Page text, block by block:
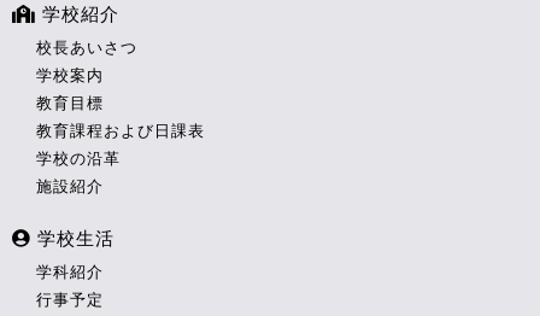
学校紹介
校長あいさつ
学校案内
教育目標
教育課程および日課表
学校の沿革
施設紹介
学校生活
学科紹介
行事予定